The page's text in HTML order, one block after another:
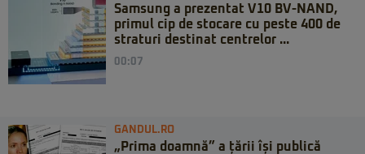
Samsung a prezentat V10 BV-NAND,
primul cip de stocare cu peste 400 de
straturi destinat centrelor ...
00:07
GANDUL.RO
„Prima doamnă” a țării își publică